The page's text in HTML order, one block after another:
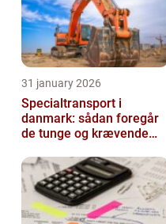
31 january 2026
Specialtransport i
danmark: sådan foregår
de tunge og krævende